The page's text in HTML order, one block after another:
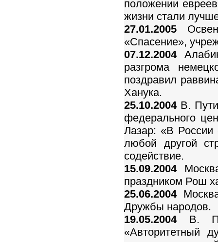
положении
жизни стали
27.01.2005
«Спасение»,
07.12.2004
разгрома
поздравил
Ханука.
25.10.2004В.
федерального
Лазар: «В России
любой другой
содействие.
15.09.2004
праздником Рош
25.06.2004
Дружбы народов.
19.05.2004В.
«Авторитетный